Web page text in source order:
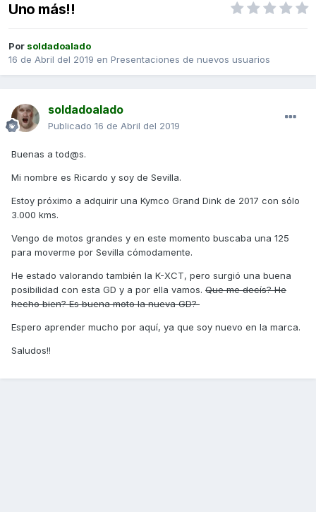
Uno más!!
Por soldadoalado
16 de Abril del 2019 en Presentaciones de nuevos usuarios
soldadoalado
Publicado 16 de Abril del 2019
Buenas a tod@s.
Mi nombre es Ricardo y soy de Sevilla.
Estoy próximo a adquirir una Kymco Grand Dink de 2017 con sólo
3.000 kms.
Vengo de motos grandes y en este momento buscaba una 125
para moverme por Sevilla cómodamente.
He estado valorando también la K-XCT, pero surgió una buena
posibilidad con esta GD y a por ella vamos. Que me decís? He
hecho bien? Es buena moto la nueva GD?
Espero aprender mucho por aquí, ya que soy nuevo en la marca.
Saludos!!